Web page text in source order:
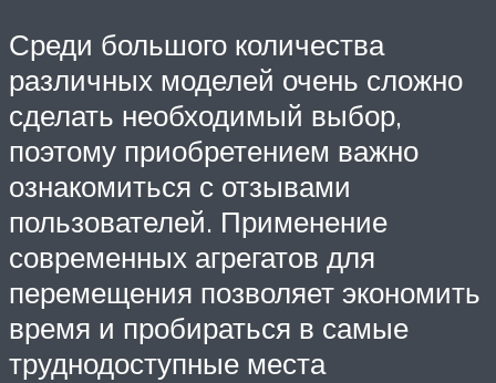
Среди большого количества
различных моделей очень сложно
сделать необходимый выбор,
поэтому приобретением важно
ознакомиться с отзывами
пользователей. Применение
современных агрегатов для
перемещения позволяет экономить
время и пробираться в самые
труднодоступные места